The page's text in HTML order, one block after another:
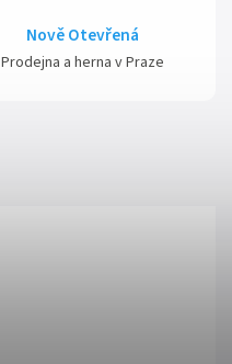
Nově Otevřená
Prodejna a herna v Praze